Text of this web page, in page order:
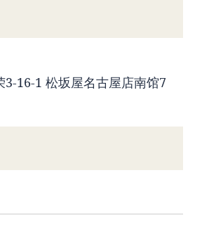
3-16-1 松坂屋名古屋店南馆7